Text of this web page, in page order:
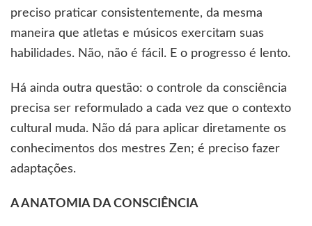
preciso praticar consistentemente, da mesma
maneira que atletas e músicos exercitam suas
habilidades. Não, não é fácil. E o progresso é lento.
Há ainda outra questão: o controle da consciência
precisa ser reformulado a cada vez que o contexto
cultural muda. Não dá para aplicar diretamente os
conhecimentos dos mestres Zen; é preciso fazer
adaptações.
A ANATOMIA DA CONSCIÊNCIA